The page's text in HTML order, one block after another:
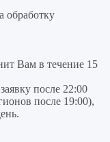
обработку
Вам в течение 15
после 22:00
после 19:00),